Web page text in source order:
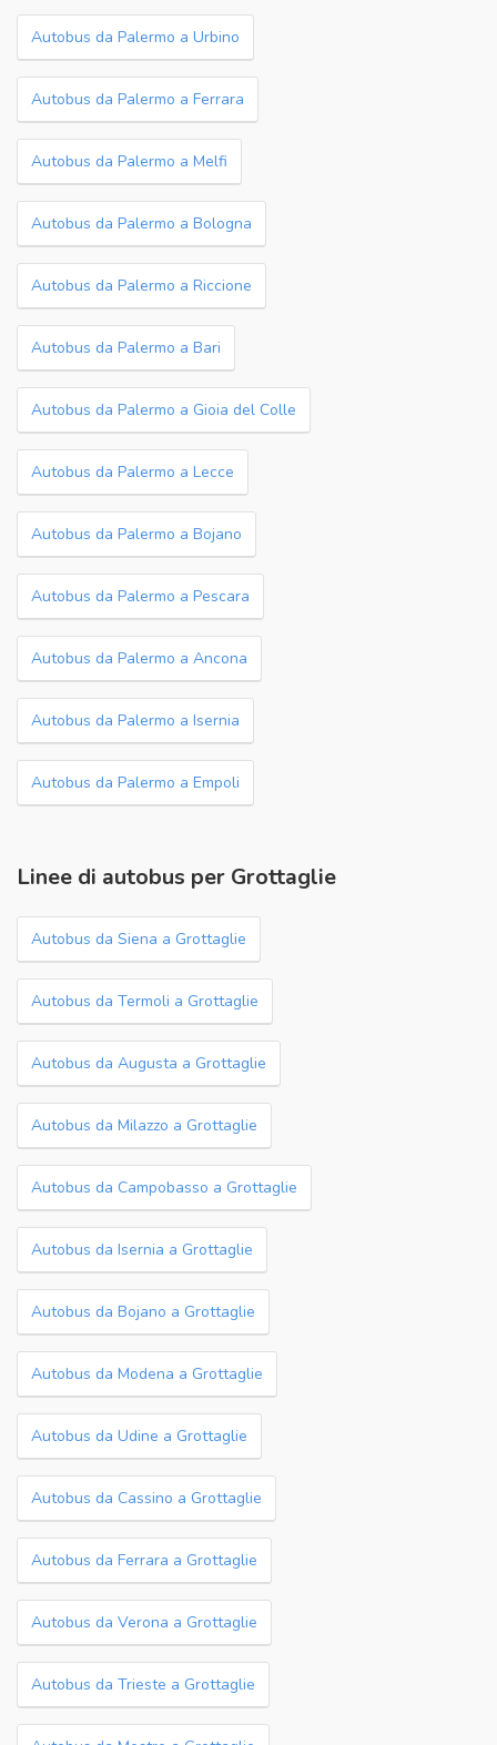
Autobus da Palermo a Urbino
Autobus da Palermo a Ferrara
Autobus da Palermo a Melfi
Autobus da Palermo a Bologna
Autobus da Palermo a Riccione
Autobus da Palermo a Bari
Autobus da Palermo a Gioia del Colle
Autobus da Palermo a Lecce
Autobus da Palermo a Bojano
Autobus da Palermo a Pescara
Autobus da Palermo a Ancona
Autobus da Palermo a Isernia
Autobus da Palermo a Empoli
Linee di autobus per Grottaglie
Autobus da Siena a Grottaglie
Autobus da Termoli a Grottaglie
Autobus da Augusta a Grottaglie
Autobus da Milazzo a Grottaglie
Autobus da Campobasso a Grottaglie
Autobus da Isernia a Grottaglie
Autobus da Bojano a Grottaglie
Autobus da Modena a Grottaglie
Autobus da Udine a Grottaglie
Autobus da Cassino a Grottaglie
Autobus da Ferrara a Grottaglie
Autobus da Verona a Grottaglie
Autobus da Trieste a Grottaglie